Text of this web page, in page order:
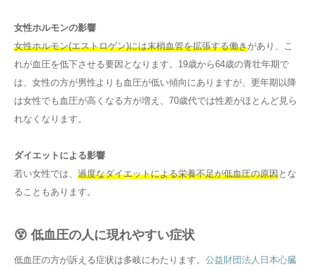
女性ホルモンの影響
女性ホルモン(エストロゲン)には末梢血管を拡張する働きがあり、こ
れが血圧を低下させる要因となります。19歳から64歳の青壮年期で
は、女性の方が男性よりも血圧が低い傾向にありますが、更年期以降
は女性でも血圧が高くなる方が増え、70歳代では性差がほとんど見ら
れなくなります。
ダイエットによる影響
若い女性では、 過度なダイエットによる栄養不足が低血圧の原因とな
ることもあります。
😵 低血圧の人に現れやすい症状
低血圧の方が訴える症状は多岐にわたります。 公益財団法人日本心臓